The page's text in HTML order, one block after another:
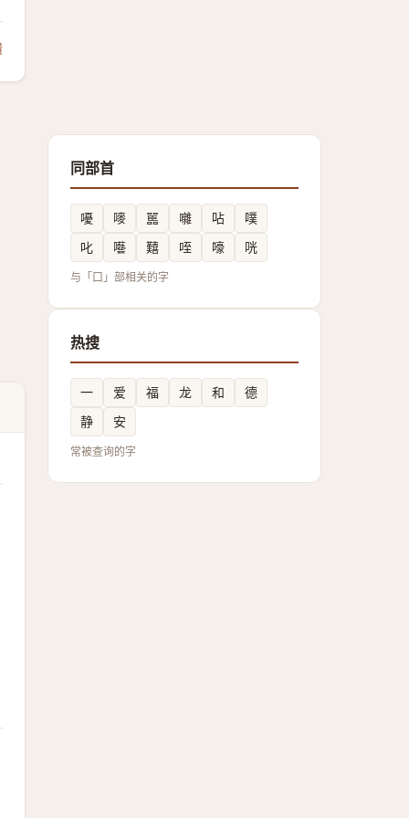
同部首
嚘 嘜 嚚 囃 呫
噗
叱
囈 囏 咥 嚎 咣
与「口」部相关的字
热搜
一 爱 福 龙 和
德
静
安
常被查询的字